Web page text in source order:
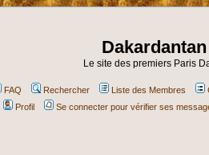
Dakardantan
Le site des premiers Paris
FAQ Rechercher Liste des Membres
Profil
Se connecter pour vérifier ses